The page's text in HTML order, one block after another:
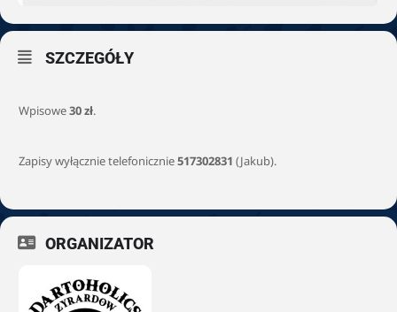
SZCZEGÓŁY
Wpisowe30 zł.
Zapisy wyłącznie telefonicznie517302831 (Jakub).
ORGANIZATOR